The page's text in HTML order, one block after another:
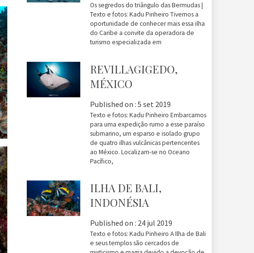
Os segredos do triângulo das Bermudas |
Texto e fotos: Kadu Pinheiro Tivemos a
oportunidade de conhecer mais essa ilha
do Caribe a convite da operadora de
turismo especializada em
REVILLAGIGEDO,
MÉXICO
Published on : 5 set 2019
Texto e fotos: Kadu Pinheiro Embarcamos
para uma expedição rumo a esse paraíso
submarino, um esparso e isolado grupo
de quatro ilhas vulcânicas pertencentes
ao México. Localizam-se no Oceano
Pacífico,
ILHA DE BALI,
INDONÉSIA
Published on : 24 jul 2019
Texto e fotos: Kadu Pinheiro A Ilha de Bali
e seus templos são cercados de